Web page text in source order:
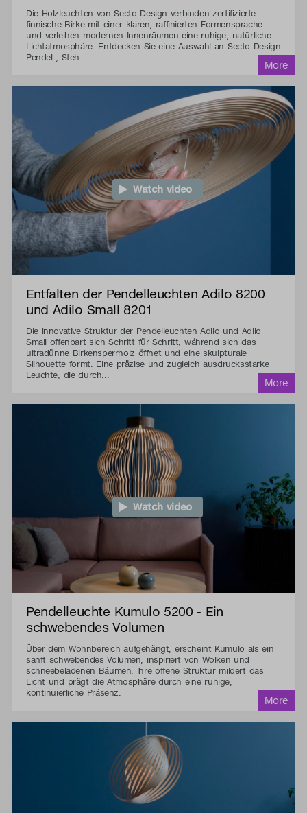
Die Holzleuchten von Secto Design verbinden zertifizierte
finnische Birke mit einer klaren, raffinierten Formensprache
und verleihen modernen Innenräumen eine ruhige, natürliche
Lichtatmosphäre. Entdecken Sie eine Auswahl an Secto Design
Pendel-, Steh-...
Watch video
Entfalten der Pendelleuchten Adilo 8200
und Adilo Small 8201
Die innovative Struktur der Pendelleuchten Adilo und Adilo
Small offenbart sich Schritt für Schritt, während sich das
ultradünne Birkensperrholz öffnet und eine skulpturale
Silhouette formt. Eine präzise und zugleich ausdrucksstarke
Leuchte, die durch...
Watch video
Pendelleuchte Kumulo 5200 - Ein
schwebendes Volumen
Über dem Wohnbereich aufgehängt, erscheint Kumulo als ein
sanft schwebendes Volumen, inspiriert von Wolken und
schneebeladenen Bäumen. Ihre offene Struktur mildert das
Licht und prägt die Atmosphäre durch eine ruhige,
kontinuierliche Präsenz.